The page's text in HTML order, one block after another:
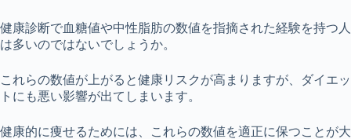
健康診断で血糖値や中性脂肪の数値を指摘された経験を持つ人
は多いのではないでしょうか。
これらの数値が上がると健康リスクが高まりますが、ダイエッ
トにも悪い影響が出てしまいます。
健康的に痩せるためには、これらの数値を適正に保つことが大